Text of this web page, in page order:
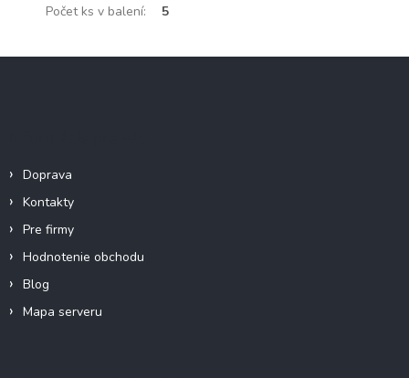
Počet ks v balení: 5
Doprava
Kontakty
Pre firmy
Hodnotenie obchodu
Blog
Mapa serveru